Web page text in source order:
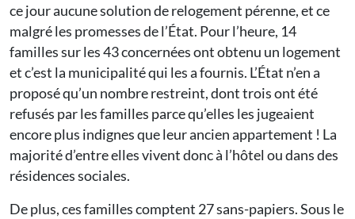
ce jour aucune solution de relogement pérenne, et ce
malgré les promesses de l’État. Pour l’heure, 14
familles sur les 43 concernées ont obtenu un logement
et c’est la municipalité qui les a fournis. L’État n’en a
proposé qu’un nombre restreint, dont trois ont été
refusés par les familles parce qu’elles les jugeaient
encore plus indignes que leur ancien appartement ! La
majorité d’entre elles vivent donc à l’hôtel ou dans des
résidences sociales.
De plus, ces familles comptent 27 sans-papiers. Sous le